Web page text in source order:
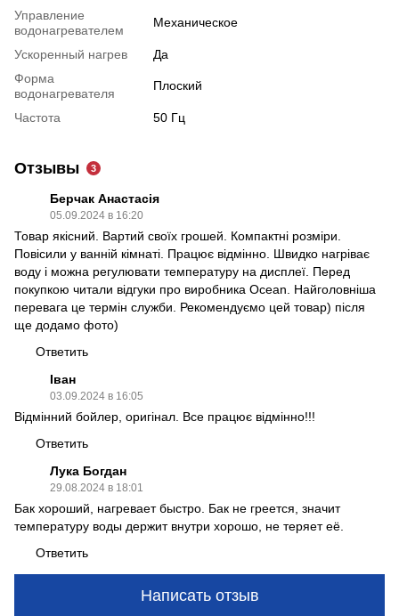
Управление
водонагревателем
Механическое
Ускоренный нагрев
Да
Форма
водонагревателя
Плоский
Частота 50 Гц
Отзывы 3
Берчак Анастасія
05.09.2024 в 16:20
Товар якісний. Вартий своїх грошей. Компактні розміри.
Повісили у ванній кімнаті. Працює відмінно. Швидко нагріває
воду і можна регулювати температуру на дисплеї. Перед
покупкою читали відгуки про виробника Ocean. Найголовніша
перевага це термін служби. Рекомендуємо цей товар) після
ще додамо фото)
Ответить
Іван
03.09.2024 в 16:05
Відмінний бойлер, оригінал. Все працює відмінно!!!
Ответить
Лука Богдан
29.08.2024 в 18:01
Бак хороший, нагревает быстро. Бак не греется, значит
температуру воды держит внутри хорошо, не теряет её.
Ответить
Написать отзыв